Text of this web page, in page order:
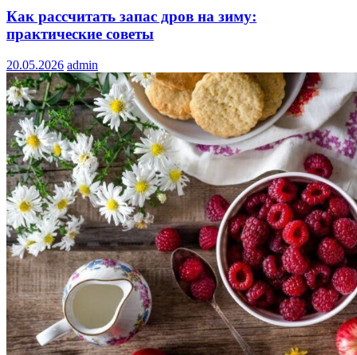
Как рассчитать запас дров на зиму:
практические советы
20.05.2026 admin